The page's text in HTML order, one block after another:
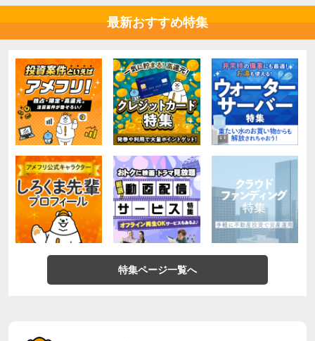
最新おすすめ特集
特集ページ一覧へ